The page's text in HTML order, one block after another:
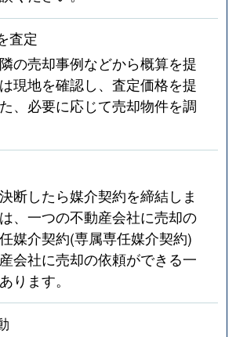
査定
の売却事例などから概算を提
現地を確認し、査定価格を提
、必要に応じて売却物件を調
断したら媒介契約を締結しま
、一つの不動産会社に売却の
媒介契約(専属専任媒介契約)
会社に売却の依頼ができる一
ります。